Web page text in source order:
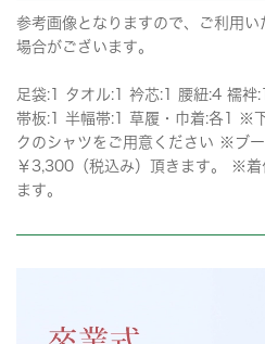
参考画像となりますので、ご利用
場合がございます。
足袋:1 タオル:1 衿芯:1 腰紐:4 襦袢
帯板:1 半幅帯:1 草履・巾着:各1 ※
クのシャツをご用意ください ※ブ
￥3,300（税込み）頂きます。 ※着
ます。